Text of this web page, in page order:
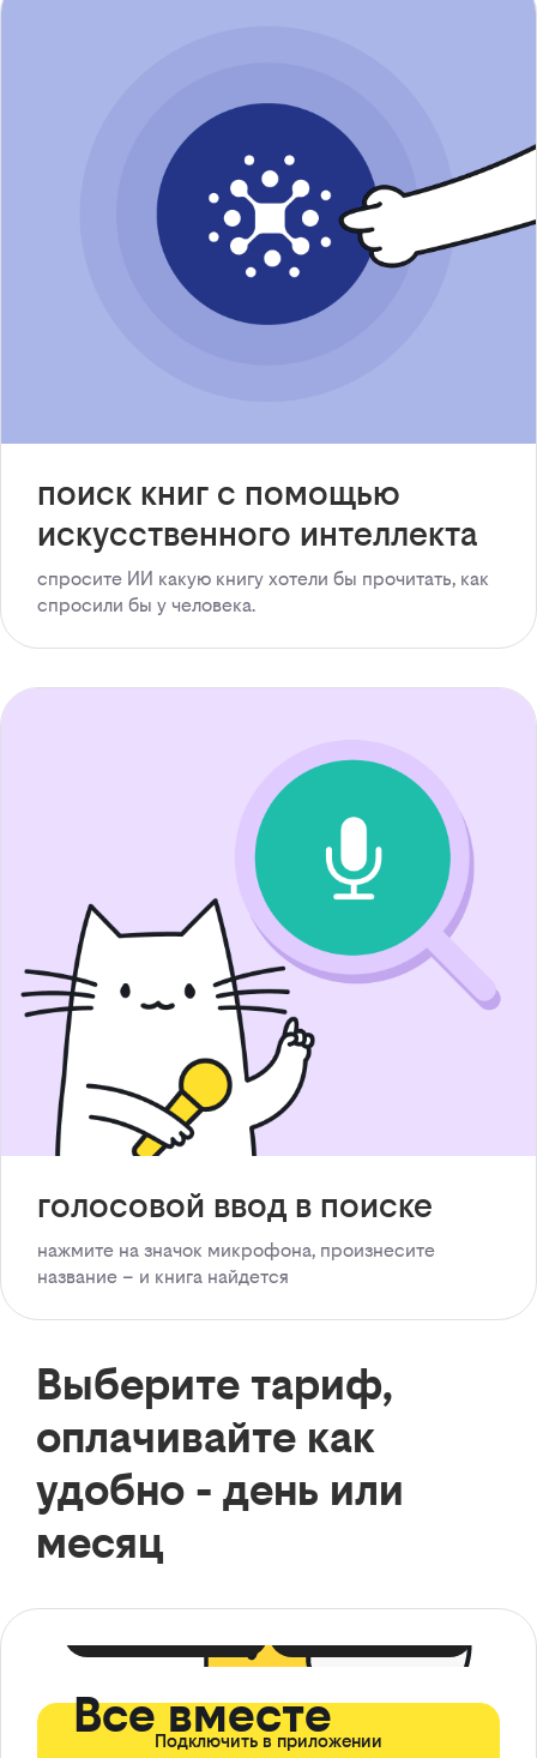
поиск книг с помощью
искусственного интеллекта
спросите ИИ какую книгу хотели бы прочитать, как
спросили бы у человека.
голосовой ввод в поиске
нажмите на значок микрофона, произнесите
название – и книга найдется
Выберите тариф,
оплачивайте как
удобно - день или
месяц
Все вместе
Подключить в приложении